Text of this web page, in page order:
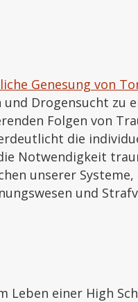
Genesung von
Drogensucht zu
Folgen von
die
Notwendigkeit
unserer
und
Leben einer High